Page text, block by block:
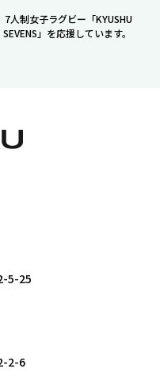
7人制女子ラグビー「KYUSHU
」を応援しています。
5-25
2-6